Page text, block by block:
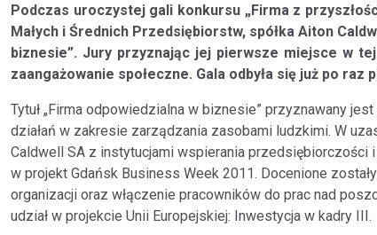
Podczas uroczystej gali konkursu „Firma z
Małych i Średnich Przedsiębiorstw, spółka Aiton
biznesie”. Jury przyznając jej pierwsze miejsce w
zaangażowanie społeczne. Gala odbyła się już po raz
Tytuł „Firma odpowiedzialna w biznesie” przyznawany
działań w zakresie zarządzania zasobami ludzkimi. W
Caldwell SA z instytucjami wspierania przedsiębiorczości
w projekt Gdańsk Business Week 2011. Docenione
organizacji oraz włączenie pracowników do prac nad
udział w projekcie Unii Europejskiej: Inwestycja w kadry III.